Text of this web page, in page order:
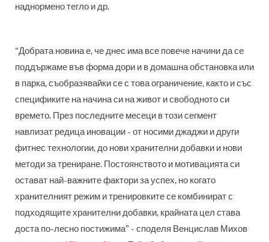
наднормено тегло и др.
“Добрата новина е, че днес има все повече начини да се
поддържаме във форма дори и в домашна обстановка или
в парка, съобразявайки се с това ограничение, както и със
спецификите на начина си на живот и свободното си
времето. През последните месеци в този сегмент
навлизат редица иновации - от носими джаджи и други
фитнес технологии, до нови хранителни добавки и нови
методи за трениране. Постоянството и мотивацията си
остават най-важните фактори за успех, но когато
хранителният режим и тренировките се комбинират с
подходящите хранителни добавки, крайната цел става
доста по-лесно постижима” - споделя Венцислав Михов